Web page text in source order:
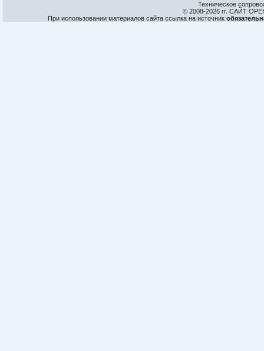
Техническое
© 2008-2026 гг. САЙТ
При использовании материалов сайта ссылка на источник